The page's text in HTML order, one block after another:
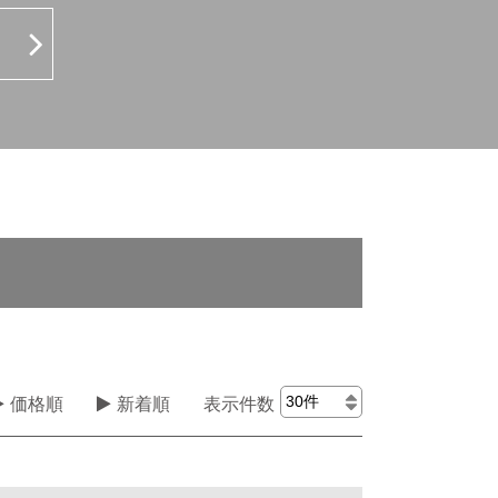
価格順 新着順 表示件数